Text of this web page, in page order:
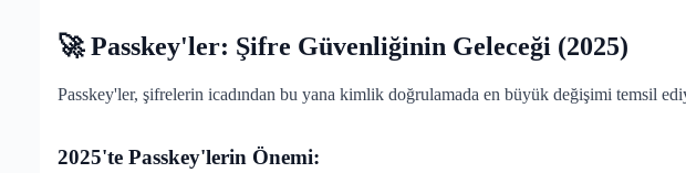
🚀 Passkey'ler: Şifre Güvenliğinin Geleceği (2025)
Passkey'ler, şifrelerin icadından bu yana kimlik doğrulamada en büyük değişimi temsil
2025'te Passkey'lerin Önemi: